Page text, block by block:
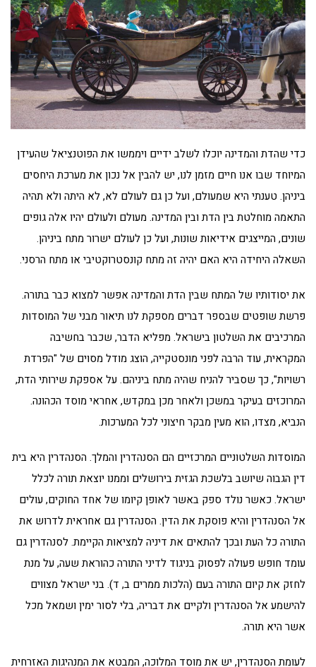
כדי שהדת והמדינה יוכלו לשלב ידיים ויממשו את הפוטנציאל שהעידן
המיוחד שבו אנו חיים מזמן לנו, יש להבין אל נכון את מערכת היחסים
ביניהן. טענתי היא שמעולם, ועל כן גם לעולם לא, לא היתה ולא תהיה
התאמה מוחלטת בין הדת ובין המדינה. מעולם ולעולם יהיו אלה גופים
שונים, המייצגים אידיאות שונות, ועל כן לעולם ישרור מתח ביניהן.
השאלה היחידה היא האם יהיה זה מתח קונסטרוקטיבי או מתח הרסני.
את יסודותיו של המתח שבין הדת והמדינה אפשר למצוא כבר בתורה.
פרשת שופטים שבספר דברים מספקת לנו תיאור מבני של המוסדות
המרכיבים את השלטון בישראל. מפליא הדבר, שכבר בחשיבה
המקראית, עוד הרבה לפני מונסטקייה, הוצג מודל מסוים של "הפרדת
רשויות", כך שסביר להניח שהיה מתח ביניהם. על אספקת שירותי הדת,
המרוכזים בעיקר במשכן ולאחר מכן במקדש, אחראי מוסד הכהונה.
הנביא, מצדו, הוא מעין מבקר חיצוני לכל המערכות.
המוסדות השלטוניים המרכזיים הם הסנהדרין והמלך. הסנהדרין היא בית
דין הגבוה שיושב בלשכת הגזית בירושלים וממנו יוצאת תורה לכלל
ישראל. כאשר נולד ספק באשר לאופן קיומו של אחד החוקים, עולים
אל הסנהדרין והיא פוסקת את הדין. הסנהדרין גם אחראית לדרוש את
התורה כל העת ובכך להתאים את דיניה למציאות הקיימת. לסנהדרין גם
עומד חופש פעולה לפסוק בניגוד לדיני התורה כהוראת שעה, על מנת
לחזק את קיום התורה בעם (הלכות ממרים ב, ד). בני ישראל מצווים
להישמע אל הסנהדרין ולקיים את דבריה, בלי לסור ימין ושמאל מכל
אשר היא תורה.
לעומת הסנהדרין, יש את מוסד המלוכה, המבטא את המנהיגות האזרחית